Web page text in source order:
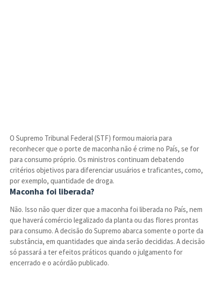
O Supremo Tribunal Federal (STF) formou maioria para
reconhecer que o porte de maconha não é crime no País, se for
para consumo próprio. Os ministros continuam debatendo
critérios objetivos para diferenciar usuários e traficantes, como,
por exemplo, quantidade de droga.
Maconha foi liberada?
Não. Isso não quer dizer que a maconha foi liberada no País, nem
que haverá comércio legalizado da planta ou das flores prontas
para consumo. A decisão do Supremo abarca somente o porte da
substância, em quantidades que ainda serão decididas. A decisão
só passará a ter efeitos práticos quando o julgamento for
encerrado e o acórdão publicado.